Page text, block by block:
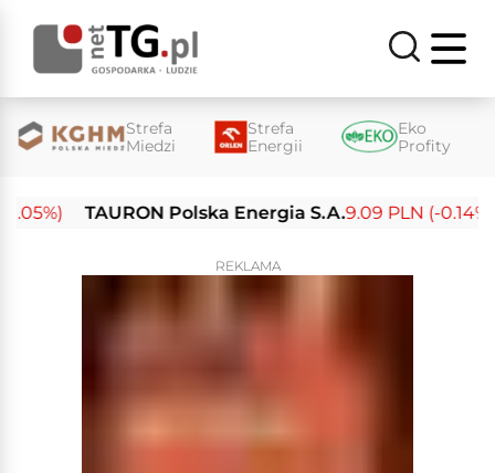
Strefa
Miedzi
Strefa
Energii
Eko
Profity
TAURON Polska Energia S.A.9.09 PLN (-0.14%)
REKLAMA